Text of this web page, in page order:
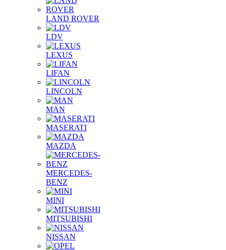
LAND ROVER
LDV
LEXUS
LIFAN
LINCOLN
MAN
MASERATI
MAZDA
MERCEDES-
BENZ
MINI
MITSUBISHI
NISSAN